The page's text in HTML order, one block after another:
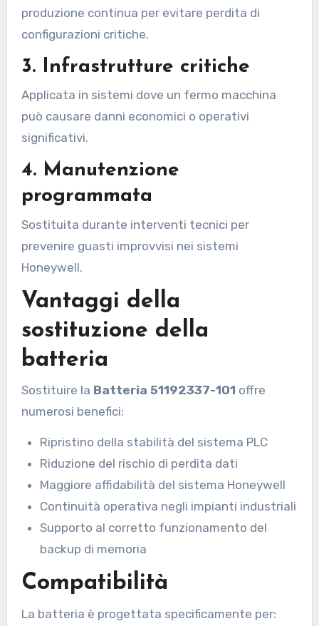
produzione continua per evitare perdita di
configurazioni critiche.
3. Infrastrutture critiche
Applicata in sistemi dove un fermo macchina
può causare danni economici o operativi
significativi.
4. Manutenzione
programmata
Sostituita durante interventi tecnici per
prevenire guasti improvvisi nei sistemi
Honeywell.
Vantaggi della
sostituzione della
batteria
Sostituire la Batteria 51192337-101 offre
numerosi benefici:
Ripristino della stabilità del sistema PLC
Riduzione del rischio di perdita dati
Maggiore affidabilità del sistema Honeywell
Continuità operativa negli impianti industriali
Supporto al corretto funzionamento del
backup di memoria
Compatibilità
La batteria è progettata specificamente per: